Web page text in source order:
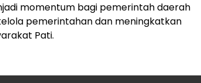
momentum bagi pemerintah daerah
pemerintahan dan meningkatkan
Pati.